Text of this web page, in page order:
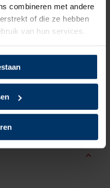
combineren met andere
of die ze hebben
van hun services.